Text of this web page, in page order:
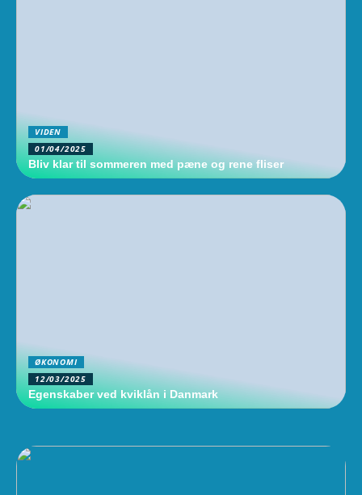
VIDEN
01/04/2025
Bliv klar til sommeren med pæne og rene fliser
ØKONOMI
12/03/2025
Egenskaber ved kviklån i Danmark